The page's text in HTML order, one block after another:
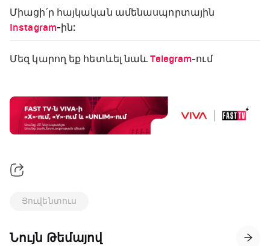
Միացի՛ր հայկական ամենասպորտային
Instagram-ին:
Մեզ կարող եք հետևել նաև Telegram-ում
Յուվենտուս
Նույն Թեմայով